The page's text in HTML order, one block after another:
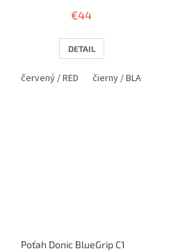
€44
DETAIL
červený / RED čierny / BLACK
Poťah Donic BlueGrip C1